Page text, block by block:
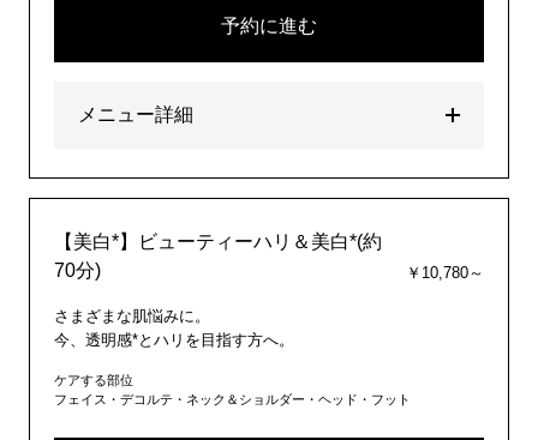
予約に進む
メニュー詳細
【美白*】ビューティーハリ＆美白*(約
70分)
￥10,780～
さまざまな肌悩みに。
今、透明感*とハリを目指す方へ。
ケアする部位
フェイス・デコルテ・ネック＆ショルダー・ヘッド・フット